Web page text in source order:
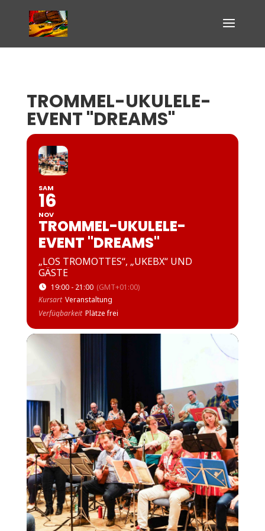
TROMMEL-UKULELE-
EVENT "DREAMS"
SAM
16
NOV
TROMMEL-UKULELE-
EVENT "DREAMS"
„LOS TROMOTTES“, „UKEBX“ UND
GÄSTE
19:00 - 21:00 (GMT+01:00)
Kursart Veranstaltung
Verfügbarkeit Plätze frei